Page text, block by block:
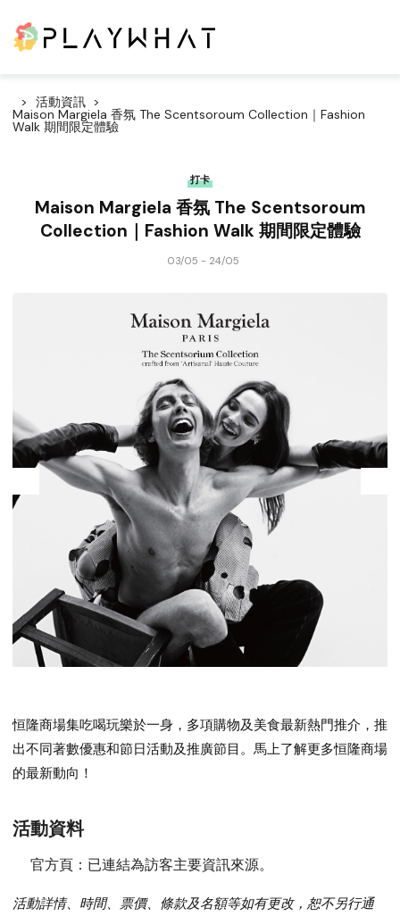
活動資訊
Maison Margiela 香氛 The Scentsoroum Collection｜Fashion
Walk 期間限定體驗
打卡
Maison Margiela 香氛 The Scentsoroum
Collection｜Fashion Walk 期間限定體驗
03/05 - 24/05
恒隆商場集吃喝玩樂於一身，多項購物及美食最新熱門推介，推
出不同著數優惠和節日活動及推廣節目。馬上了解更多恒隆商場
的最新動向！
活動資料
官方頁： 已連結為訪客主要資訊來源。
活動詳情、時間、票價、條款及名額等如有更改，恕不另行通